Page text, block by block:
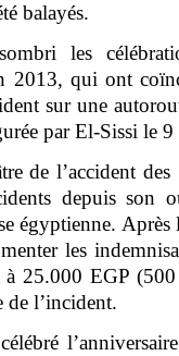
balayés.
les
2013, qui ont
sur une
par El-Sissi le
de l’accident
depuis son
égyptienne.
les
25.000 EGP
de l’incident.